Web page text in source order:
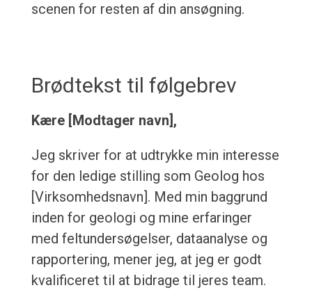
scenen for resten af din ansøgning.
Brødtekst til følgebrev
Kære [Modtager navn],
Jeg skriver for at udtrykke min interesse
for den ledige stilling som Geolog hos
[Virksomhedsnavn]. Med min baggrund
inden for geologi og mine erfaringer
med feltundersøgelser, dataanalyse og
rapportering, mener jeg, at jeg er godt
kvalificeret til at bidrage til jeres team.